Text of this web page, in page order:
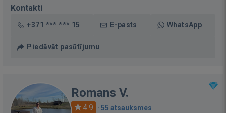
Kontakti
+371 *** *** 15 E-pasts WhatsApp
Piedāvāt pasūtījumu
Romans V.
4.9 · 55 atsauksmes